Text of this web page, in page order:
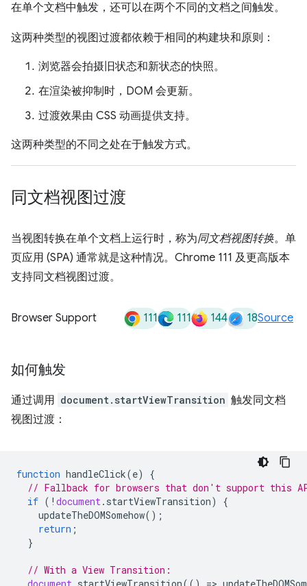
在单个文档中触发，还可以在两个不同的文档之间触发。
这两种类型的视图过渡都依赖于相同的构建块和原则：
浏览器会拍摄旧状态和新状态的快照。
在渲染被抑制时，DOM 会更新。
过渡效果由 CSS 动画提供支持。
这两种类型的不同之处在于触发方式。
同文档视图过渡
当视图转换在单个文档上运行时，称为同文档视图转换。单
页应用 (SPA) 通常就是这种情况。Chrome 111 及更高版本
支持同文档视图过渡。
Browser Support 111 111 144 18Source
如何触发
通过调用 document.startViewTransition 触发同文档
视图过渡：
function handleClick(e)
{
// Fallback for browsers that don't support this
if ( ! document. startViewTransition)
{
updateTheDOMSomehow();
return ;
}
// With a View Transition: